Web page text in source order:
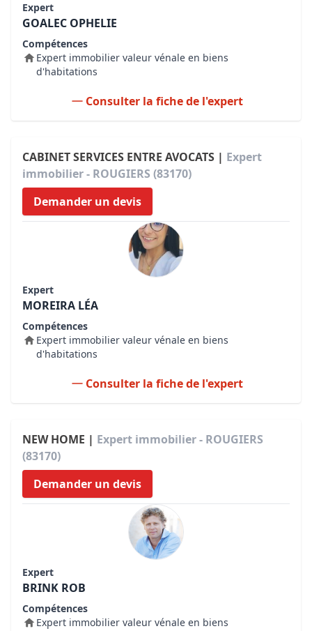
Expert
GOALEC OPHELIE
Compétences
Expert immobilier valeur vénale en biens
d'habitations
Consulter la fiche de l'expert
CABINET SERVICES ENTRE AVOCATS | Expert
immobilier - ROUGIERS (83170)
Demander un devis
Expert
MOREIRA LÉA
Compétences
Expert immobilier valeur vénale en biens
d'habitations
Consulter la fiche de l'expert
NEW HOME | Expert immobilier - ROUGIERS
(83170)
Demander un devis
Expert
BRINK ROB
Compétences
Expert immobilier valeur vénale en biens